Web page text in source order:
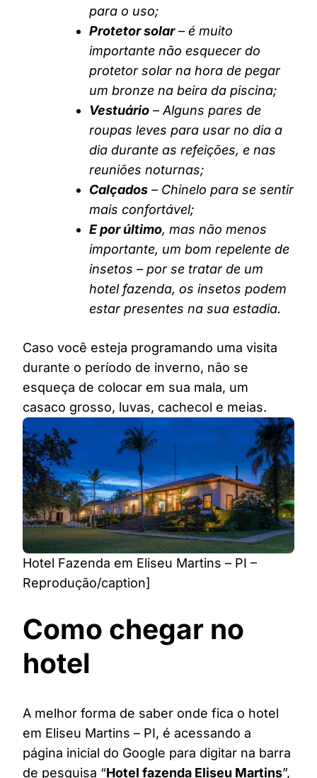
para o uso;
Protetor solar– é muito
importante não esquecer do
protetor solar na hora de pegar
um bronze na beira da piscina;
Vestuário – Alguns pares de
roupas leves para usar no dia a
dia durante as refeições, e nas
reuniões noturnas;
Calçados – Chinelo para se sentir
mais confortável;
E por último, mas não menos
importante, um bom repelente de
insetos – por se tratar de um
hotel fazenda, os insetos podem
estar presentes na sua estadia.
Caso você esteja programando uma visita
durante o período de inverno, não se
esqueça de colocar em sua mala, um
casaco grosso, luvas, cachecol e meias.
Hotel Fazenda em Eliseu Martins – PI –
Reprodução/caption]
Como chegar no
hotel
A melhor forma de saber onde fica o hotel
em Eliseu Martins – PI, é acessando a
página inicial do Google para digitar na barra
de pesquisa “Hotel fazenda Eliseu Martins”,